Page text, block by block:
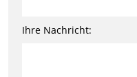
Ihre Nachricht: